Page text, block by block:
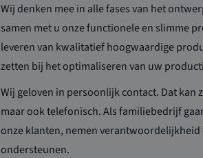
Wij denken mee in alle fases van het
samen met u onze functionele en slimme
leveren van kwalitatief hoogwaardige
zetten bij het optimaliseren van uw
Wij geloven in persoonlijk contact. Dat kan
maar ook telefonisch. Als familiebedrijf
onze klanten, nemen verantwoordelijkheid
ondersteunen.